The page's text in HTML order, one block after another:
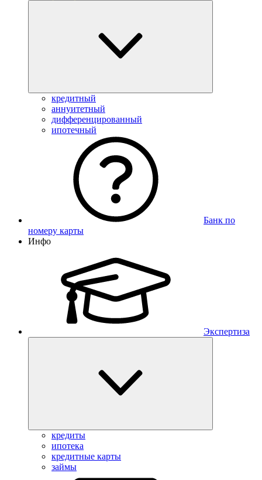
кредитный
аннуитетный
дифференцированный
ипотечный
Банк по
номеру карты
Инфо
Экспертиза
кредиты
ипотека
кредитные карты
займы